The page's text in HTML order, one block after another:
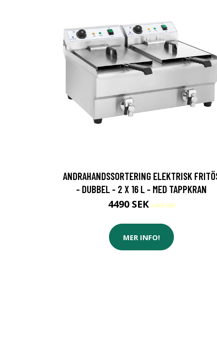
ANDRAHANDSSORTERING ELEKTRISK
- DUBBEL - 2 X 16 L - MED TAPPKRAN
4490 SEK5499 SEK
MER INFO!